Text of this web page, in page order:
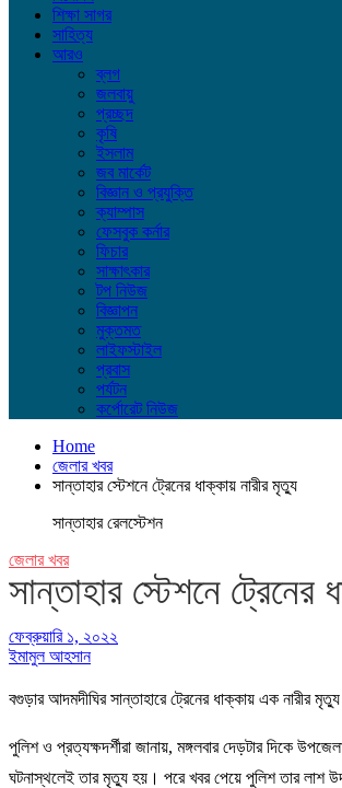
শিক্ষা সাগর
সাহিত্য
আরও
ব্লগ
জলবায়ু
প্রচ্ছদ
কৃষি
ইসলাম
জব মার্কেট
বিজ্ঞান ও প্রযুক্তি
ক্যাম্পাস
ফেসবুক কর্নার
ফিচার
সাক্ষাৎকার
টপ নিউজ
বিজ্ঞাপন
মুক্তমত
লাইফস্টাইল
প্রবাস
পর্যটন
কর্পোরেট নিউজ
Home
জেলার খবর
সান্তাহার স্টেশনে ট্রেনের ধাক্কায় নারীর মৃত্যু
সান্তাহার রেলস্টেশন
জেলার খবর
সান্তাহার স্টেশনে ট্রেনের
ফেব্রুয়ারি ১, ২০২২
ইমামুল আহসান
বগুড়ার আদমদীঘির সান্তাহারে ট্রেনের ধাক্কায় এক নারীর
পুলিশ ও প্রত্যক্ষদর্শীরা জানায়, মঙ্গলবার দেড়টার দিকে
ঘটনাস্থলেই তার মৃত্যু হয়। পরে খবর পেয়ে পুলিশ তার লাশ